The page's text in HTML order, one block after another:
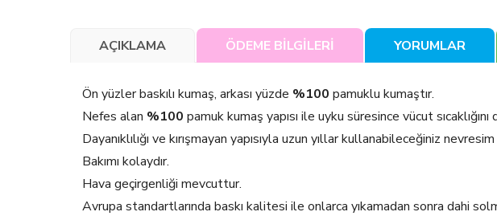
AÇIKLAMA ÖDEME BİLGİLERİ YORUMLAR
Ön yüzler baskılı kumaş, arkası yüzde %100 pamuklu kumaştır.
Nefes alan %100 pamuk kumaş yapısı ile uyku süresince vücut
Dayanıklılığı ve kırışmayan yapısıyla uzun yıllar kullanabileceğiniz
Bakımı kolaydır.
Hava geçirgenliği mevcuttur.
Avrupa standartlarında baskı kalitesi ile onlarca yıkamadan sonra dahi